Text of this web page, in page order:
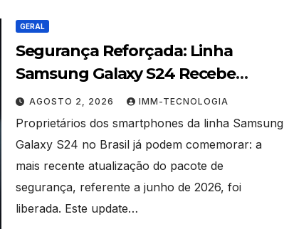
GERAL
Segurança Reforçada: Linha
Samsung Galaxy S24 Recebe
Pacote de Junho no Brasil
AGOSTO 2, 2026 IMM-TECNOLOGIA
Proprietários dos smartphones da linha Samsung
Galaxy S24 no Brasil já podem comemorar: a
mais recente atualização do pacote de
segurança, referente a junho de 2026, foi
liberada. Este update…